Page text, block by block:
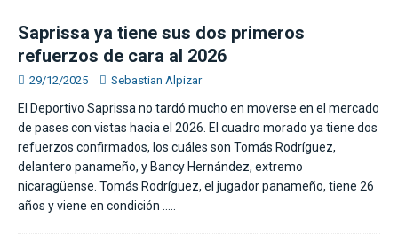
Saprissa ya tiene sus dos primeros
refuerzos de cara al 2026
29/12/2025 Sebastian Alpizar
El Deportivo Saprissa no tardó mucho en moverse en el mercado
de pases con vistas hacia el 2026. El cuadro morado ya tiene dos
refuerzos confirmados, los cuáles son Tomás Rodríguez,
delantero panameño, y Bancy Hernández, extremo
nicaragüense. Tomás Rodríguez, el jugador panameño, tiene 26
años y viene en condición